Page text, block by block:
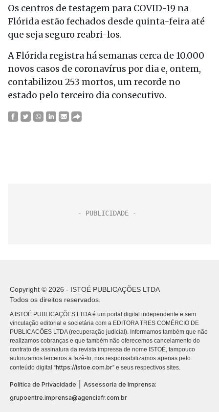
Os centros de testagem para COVID-19 na
Flórida estão fechados desde quinta-feira até
que seja seguro reabri-los.
A Flórida registra há semanas cerca de 10.000
novos casos de coronavírus por dia e, ontem,
contabilizou 253 mortos, um recorde no
estado pelo terceiro dia consecutivo.
Copyright © 2026 - ISTOÉ PUBLICAÇÕES LTDA
Todos os direitos reservados.
A ISTOÉ PUBLICAÇÕES LTDA é um portal digital independente e sem
vinculação editorial e societária com a EDITORA TRES COMÉRCIO DE
PUBLICACÕES LTDA (recuperação judicial). Informamos também que não
realizamos cobranças e que também não oferecemos cancelamento do
contrato de assinatura da revista impressa de nome ISTOÉ, tampouco
autorizamos terceiros a fazê-lo, nos responsabilizamos apenas pelo
conteúdo digital “https://istoe.com.br” e seus respectivos sites.
Política de Privacidade
Assessoria de Imprensa:
grupoentre.imprensa@agenciafr.com.br